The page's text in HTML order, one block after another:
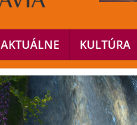
AKTUÁLNE KULTÚRA